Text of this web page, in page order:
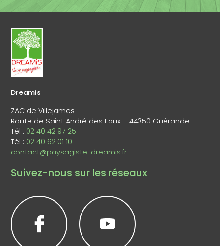
Dreamis
ZAC de Villejames
Route de Saint André des Eaux – 44350 Guérande
Tél : 02 40 42 97 25
Tél : 02 40 62 01 10
contact@paysagiste-dreamis.fr
Suivez-nous sur les réseaux